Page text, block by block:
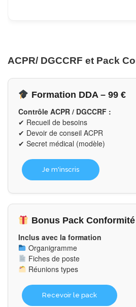
ACPR/ DGCCRF et Pack
Formation DDA – 99 €
Contrôle ACPR / DGCCRF :
✔ Recueil de besoins
✔ Devoir de conseil ACPR
✔ Secret médical (modèle)
Je m'inscris
Bonus Pack Conformité
Inclus avec la formation
Organigramme
Fiches de poste
Réunions types
Recevoir le pack